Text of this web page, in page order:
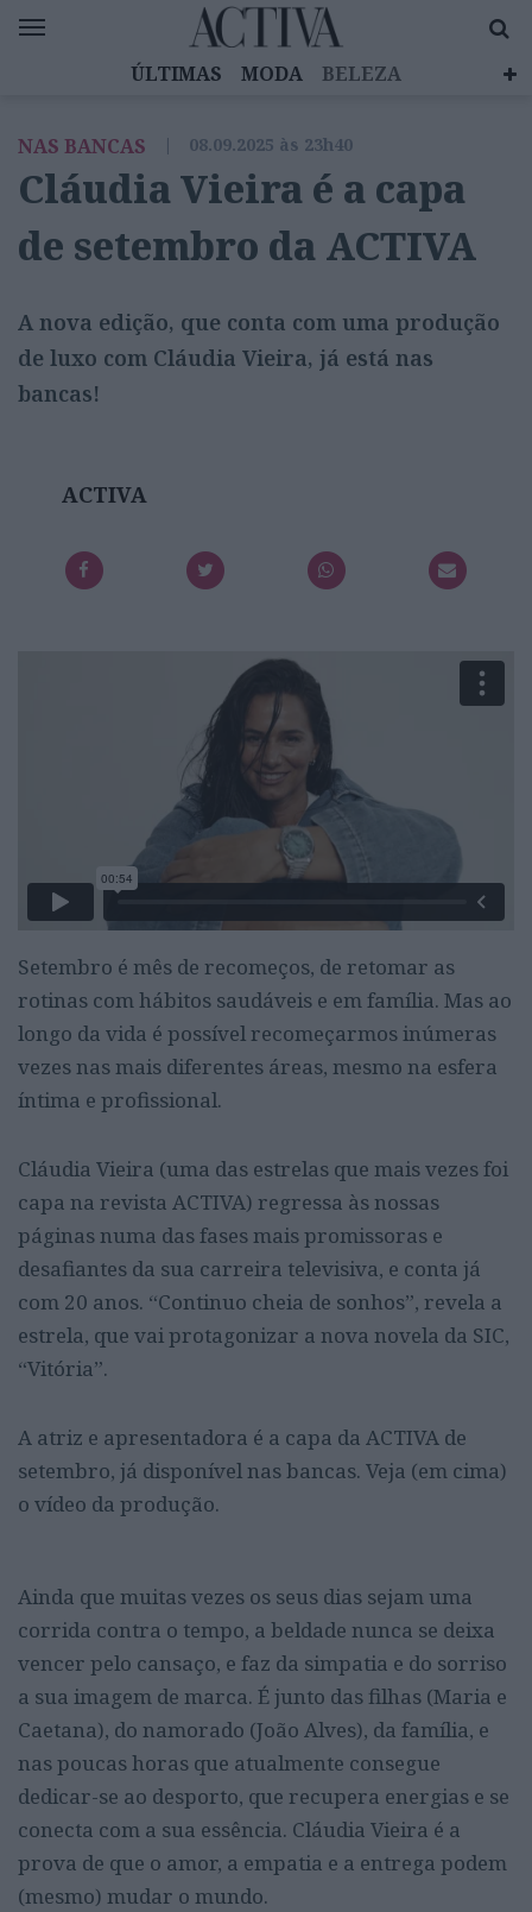
ÚLTIMAS MODA
BELEZA
EMOÇÕES
MULHERES INSPIRADORAS
DIZ QUEM SABE
ACTIVA BRAND STUDIO
NAS BANCAS | 08.09.2025 às 23h40
Cláudia Vieira é a capa
de setembro da ACTIVA
A nova edição, que conta com uma produção
de luxo com Cláudia Vieira, já está nas
bancas!
ACTIVA
Setembro é mês de recomeços, de retomar as
rotinas com hábitos saudáveis e em família. Mas ao
longo da vida é possível recomeçarmos inúmeras
vezes nas mais diferentes áreas, mesmo na esfera
íntima e profissional.
Cláudia Vieira (uma das estrelas que mais vezes foi
capa na revista ACTIVA) regressa às nossas
páginas numa das fases mais promissoras e
desafiantes da sua carreira televisiva, e conta já
com 20 anos. “Continuo cheia de sonhos”, revela a
estrela, que vai protagonizar a nova novela da SIC,
“Vitória”.
A atriz e apresentadora é a capa da ACTIVA de
setembro, já disponível nas bancas. Veja (em cima)
o vídeo da produção.
Ainda que muitas vezes os seus dias sejam uma
corrida contra o tempo, a beldade nunca se deixa
vencer pelo cansaço, e faz da simpatia e do sorriso
a sua imagem de marca. É junto das filhas (Maria e
Caetana), do namorado (João Alves), da família, e
nas poucas horas que atualmente consegue
dedicar-se ao desporto, que recupera energias e se
conecta com a sua essência. Cláudia Vieira é a
prova de que o amor, a empatia e a entrega podem
(mesmo) mudar o mundo.